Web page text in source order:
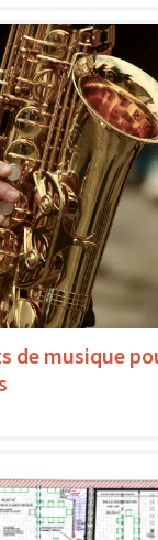
de musique